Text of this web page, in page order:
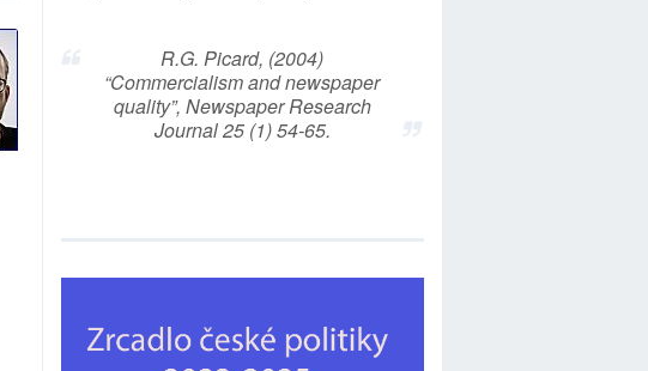
R.G. Picard, (2004)
“Commercialism and newspaper
quality”, Newspaper Research
Journal 25 (1) 54-65.